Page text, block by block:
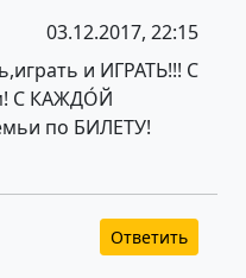
03.12.2017, 22:15
и ИГРАТЬ!!! С
С КАЖДО́Й
по БИЛЕТУ!
Ответить